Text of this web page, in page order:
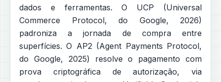
dados e ferramentas. O UCP (Universal
Commerce Protocol, do Google, 2026)
padroniza a jornada de compra entre
superfícies. O AP2 (Agent Payments Protocol,
do Google, 2025) resolve o pagamento com
prova criptográfica de autorização, via